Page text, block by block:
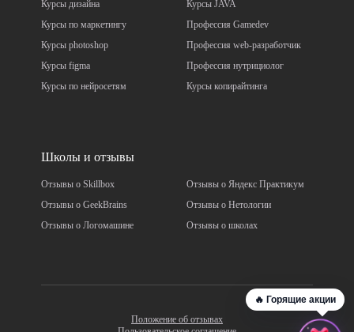
Курсы дизайна
Курсы по маркетингу
Курсы photoshop
Курсы figma
Курсы по нейросетям
Курсы JAVA
Профессия Gamedev
Профессия web-разработчик
Профессия нутрициолог
Курсы копирайтинга
Школы и отзывы
Отзывы о Skillbox
Отзывы о Яндекс Практикум
Отзывы о GeekBrains
Отзывы о Нетологии
Отзывы о Логомашине
Отзывы о школах
Положение об отзывах
🔥 Горящие акции